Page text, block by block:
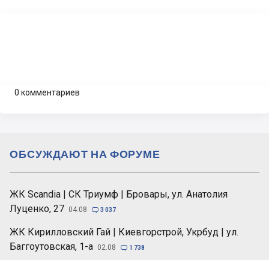
0 комментариев
ЖК Scandia | СК Триумф | Бровары, ул. Анатолия
Луценко, 27 04.08  3 037
ЖК Кирилловский Гай | Киевгорстрой, Укрбуд | ул.
Баггоутовская, 1-а 02.08  1 738
ОБСУЖДАЮТ НА ФОРУМЕ